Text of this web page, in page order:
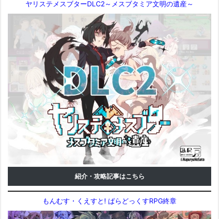
ヤリステメスブターDLC2～メスブタミア文明の遺産～
紹介・攻略記事はこちら
もんむす・くえすと! ぱらどっくすRPG終章